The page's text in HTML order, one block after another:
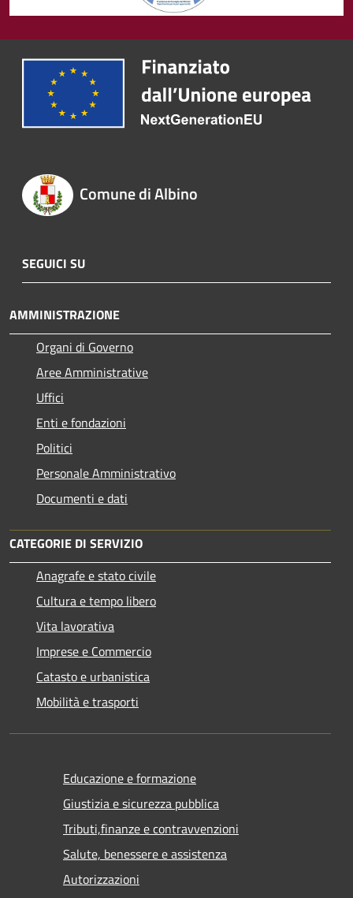
Comune di Albino
SEGUICI SU
AMMINISTRAZIONE
Organi di Governo
Aree Amministrative
Uffici
Enti e fondazioni
Politici
Personale Amministrativo
Documenti e dati
CATEGORIE DI SERVIZIO
Anagrafe e stato civile
Cultura e tempo libero
Vita lavorativa
Imprese e Commercio
Catasto e urbanistica
Mobilità e trasporti
Educazione e formazione
Giustizia e sicurezza pubblica
Tributi,finanze e contravvenzioni
Salute, benessere e assistenza
Autorizzazioni